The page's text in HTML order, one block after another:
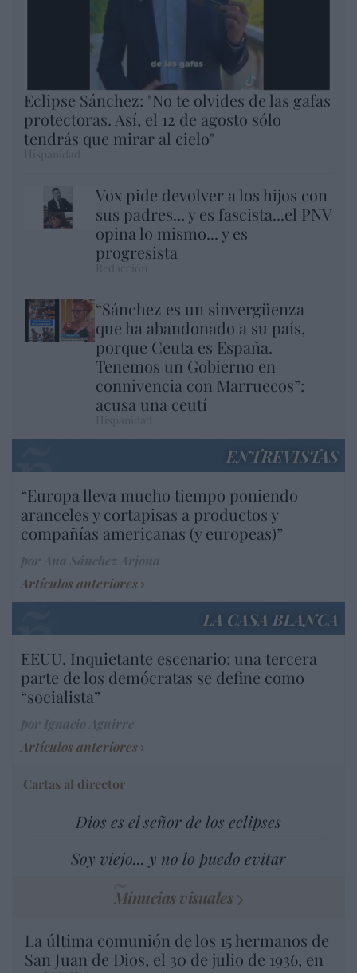
Eclipse Sánchez: "No te olvides de las gafas
protectoras. Así, el 12 de agosto sólo
tendrás que mirar al cielo"
Vox pide devolver a los hijos con
sus padres... y es fascista...el PNV
opina lo mismo... y es
progresista
“Sánchez es un sinvergüenza
que ha abandonado a su país,
porque Ceuta es España.
Tenemos un Gobierno en
connivencia con Marruecos”:
acusa una ceutí
ENTREVISTAS
“Europa lleva mucho tiempo poniendo
aranceles y cortapisas a productos y
compañías americanas (y europeas)”
Artículos anteriores
LA CASA BLANCA
EEUU. Inquietante escenario: una tercera
parte de los demócratas se define como
“socialista”
Artículos anteriores
Cartas al director
Dios es el señor de los eclipses
Soy viejo... y no lo puedo evitar
Minucias visuales
La última comunión de los 15 hermanos de
San Juan de Dios, el 30 de julio de 1936, en